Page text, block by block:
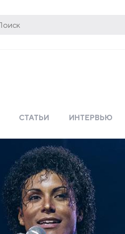
СТАТЬИ ИНТЕРВЬЮ